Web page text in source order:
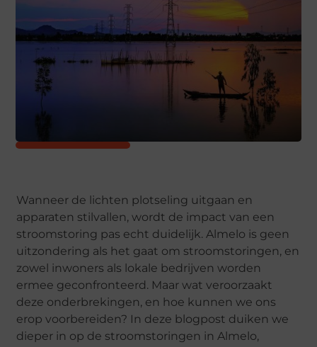
Wanneer de lichten plotseling uitgaan en
apparaten stilvallen, wordt de impact van een
stroomstoring pas echt duidelijk. Almelo is geen
uitzondering als het gaat om stroomstoringen, en
zowel inwoners als lokale bedrijven worden
ermee geconfronteerd. Maar wat veroorzaakt
deze onderbrekingen, en hoe kunnen we ons
erop voorbereiden? In deze blogpost duiken we
dieper in op de stroomstoringen in Almelo,